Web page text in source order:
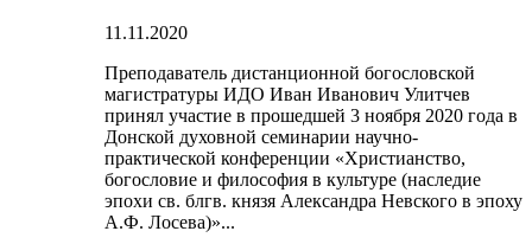
11.11.2020
Преподаватель дистанционной богословской
магистратуры ИДО Иван Иванович Улитчев
принял участие в прошедшей 3 ноября 2020 года в
Донской духовной семинарии научно-
практической конференции «Христианство,
богословие и философия в культуре (наследие
эпохи св. блгв. князя Александра Невского в эпоху
А.Ф. Лосева)»...